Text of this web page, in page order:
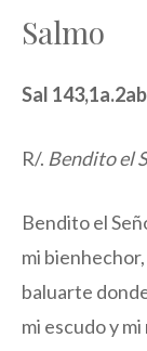
Salmo
Sal
R/. Bendito el
Bendito el
mi bienhechor,
baluarte
mi escudo y